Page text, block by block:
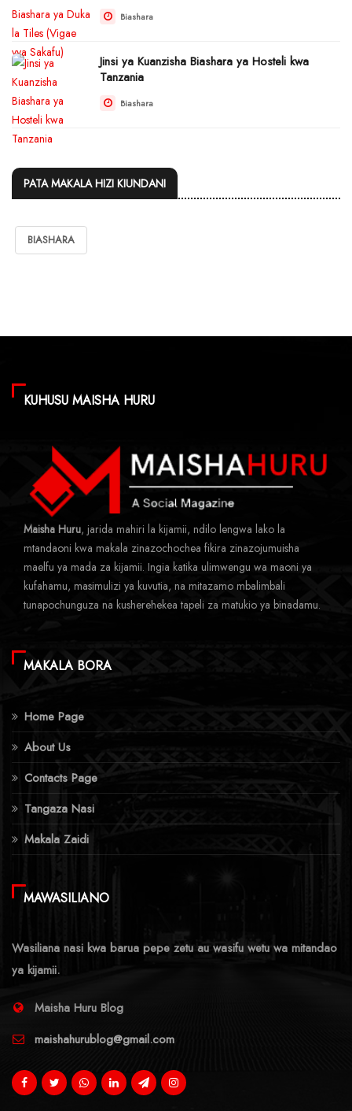
Biashara
Jinsi ya Kuanzisha Biashara ya Hosteli kwa
Tanzania
Biashara
PATA MAKALA HIZI KIUNDANI
BIASHARA
KUHUSU MAISHA HURU
Maisha Huru, jarida mahiri la kijamii, ndilo lengwa lako la
mtandaoni kwa makala zinazochochea fikira zinazojumuisha
maelfu ya mada za kijamii. Ingia katika ulimwengu wa maoni ya
kufahamu, masimulizi ya kuvutia, na mitazamo mbalimbali
tunapochunguza na kusherehekea tapeli za matukio ya binadamu.
MAKALA BORA
Home Page
About Us
Contacts Page
Tangaza Nasi
Makala Zaidi
MAWASILIANO
Wasiliana nasi kwa barua pepe zetu au wasifu wetu wa mitandao
ya kijamii.
Maisha Huru Blog
maishahurublog@gmail.com